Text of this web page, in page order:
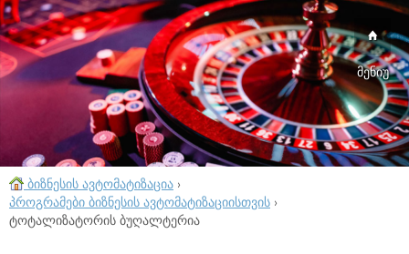
მენიუ
ბიზნესის ავტომატიზაცია ›
პროგრამები ბიზნესის ავტომატიზაციისთვის ›
ტოტალიზატორის ბუღალტერია